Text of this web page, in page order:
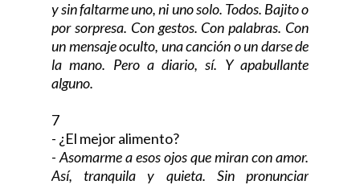
y sin faltarme uno, ni uno solo. Todos. Bajito o
por sorpresa. Con gestos. Con palabras. Con
un mensaje oculto, una canción o un darse de
la mano. Pero a diario, sí. Y apabullante
alguno.
7
- ¿El mejor alimento?
- Asomarme a esos ojos que miran con amor.
Así, tranquila y quieta. Sin pronunciar